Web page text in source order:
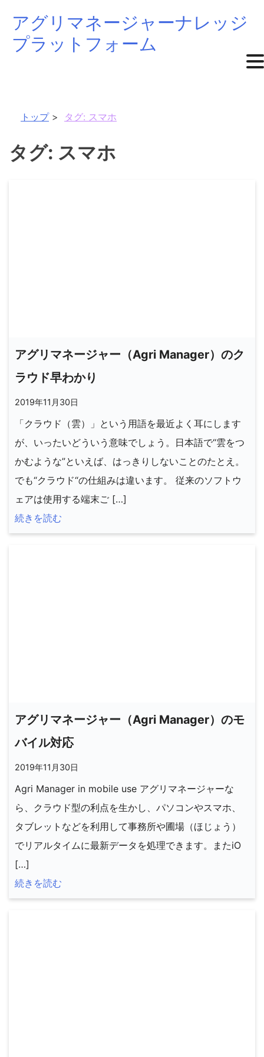
Skipアグリマネージャーナレッジ
プラットフォーム
トップ タグ: スマホ
タグ: スマホ
アグリマネージャー（Agri Manager）のク
ラウド早わかり
2019年11月30日
「クラウド（雲）」という用語を最近よく耳にします
が、いったいどういう意味でしょう。日本語で“雲をつ
かむような”といえば、はっきりしないことのたとえ。
でも“クラウド“の仕組みは違います。 従来のソフトウ
ェアは使用する端末ご […]
続きを読む
アグリマネージャー（Agri Manager）のモ
バイル対応
2019年11月30日
Agri Manager in mobile use アグリマネージャーな
ら、クラウド型の利点を生かし、パソコンやスマホ、
タブレットなどを利用して事務所や圃場（ほじょう）
でリアルタイムに最新データを処理できます。またiO
[…]
続きを読む